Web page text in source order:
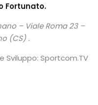
Fortunato.
– Viale Roma 23 –
(CS) .
Sviluppo: Sportcom.TV